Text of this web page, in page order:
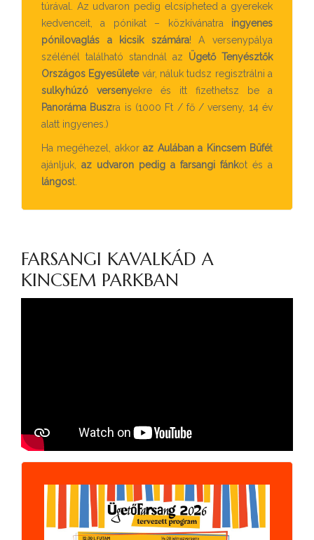
túrával. Az udvaron pedig elcsípheted a gyerekek
kedvenceit, a pónikat – közkívánatra ingyenes
pónilovaglás a kicsik számára! A versenypálya
szélénél található standnál az Ügető Tenyésztők
Országos Egyesületevár, náluk tudsz regisztrálni a
sulkyhúzó versenyekre és itt fizethetsz be a
Panoráma Buszra is (1000 Ft / fő / verseny, 14 év
alatt ingyenes.)
Ha megéhezel, akkoraz Aulában a Kincsem Büfét
ajánljuk, az udvaron pedig a farsangi fánkot és a
lángost.
FARSANGI KAVALKÁD A
KINCSEM PARKBAN